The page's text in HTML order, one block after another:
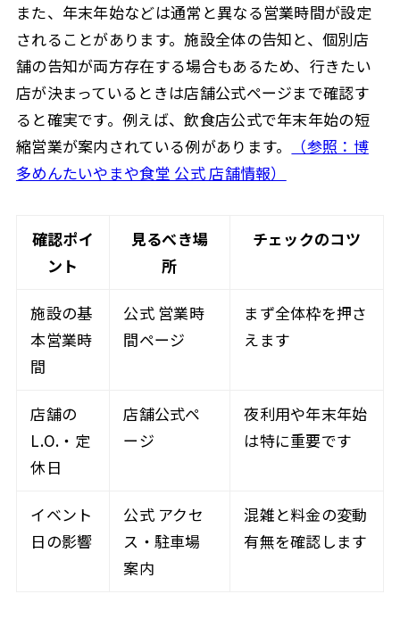
また、年末年始などは通常と異なる営業時間が設定
されることがあります。施設全体の告知と、個別店
舗の告知が両方存在する場合もあるため、行きたい
店が決まっているときは店舗公式ページまで確認す
ると確実です。例えば、飲食店公式で年末年始の短
縮営業が案内されている例があります。
（参照：博
多めんたいやまや食堂 公式 店舗情報）
確認ポイ
ント
見るべき場
所
チェックのコツ
施設の基
本営業時
間
公式 営業時
間ページ
まず全体枠を押さ
えます
店舗の
L.O.・定
休日
店舗公式ペ
ージ
夜利用や年末年始
は特に重要です
イベント
日の影響
公式 アクセ
ス・駐車場
案内
混雑と料金の変動
有無を確認します